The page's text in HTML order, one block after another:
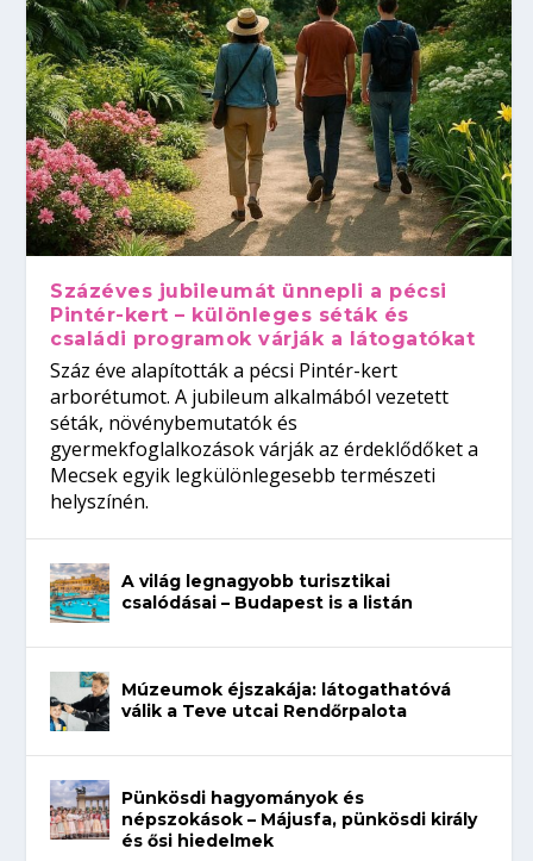
Százéves jubileumát ünnepli a pécsi
Pintér-kert – különleges séták és
családi programok várják a látogatókat
Száz éve alapították a pécsi Pintér-kert
arborétumot. A jubileum alkalmából vezetett
séták, növénybemutatók és
gyermekfoglalkozások várják az érdeklődőket a
Mecsek egyik legkülönlegesebb természeti
helyszínén.
A világ legnagyobb turisztikai
csalódásai – Budapest is a listán
Múzeumok éjszakája: látogathatóvá
válik a Teve utcai Rendőrpalota
Pünkösdi hagyományok és
népszokások – Májusfa, pünkösdi király
és ősi hiedelmek